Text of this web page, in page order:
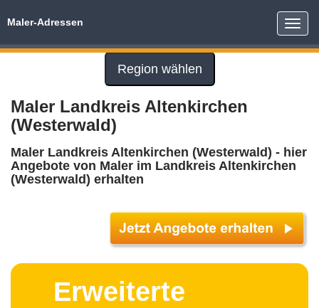
Toggle
Maler-Adressen
Region wählen
Maler Landkreis Altenkirchen
(Westerwald)
Maler Landkreis Altenkirchen (Westerwald) - hier
Angebote von Maler im Landkreis Altenkirchen
(Westerwald) erhalten
Erweiterte